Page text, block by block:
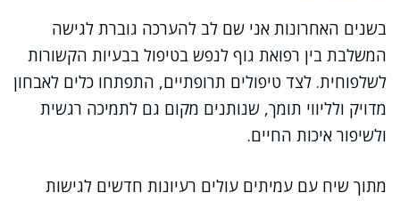
בשנים האחרונות אני שם לב להערכה גוברת לגישה
המשלבת בין רפואת גוף לנפש בטיפול בבעיות הקשורות
לשלפוחית. לצד טיפולים תרופתיים, התפתחו כלים לאבחון
מדויק ולליווי תומך, שנותנים מקום גם לתמיכה רגשית
ולשיפור איכות החיים.
מתוך שיח עם עמיתים עולים רעיונות חדשים לגישות